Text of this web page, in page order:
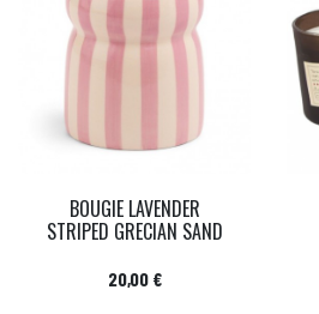
BOUGIE LAVENDER
STRIPED GRECIAN SAND
Prix
20,00 €